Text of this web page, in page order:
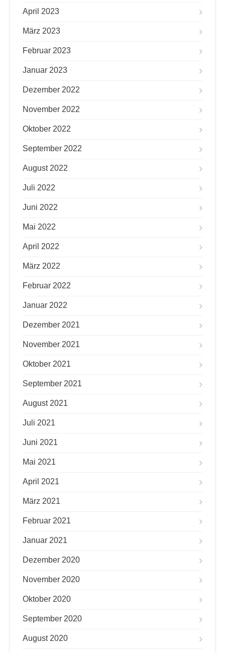
April 2023
März 2023
Februar 2023
Januar 2023
Dezember 2022
November 2022
Oktober 2022
September 2022
August 2022
Juli 2022
Juni 2022
Mai 2022
April 2022
März 2022
Februar 2022
Januar 2022
Dezember 2021
November 2021
Oktober 2021
September 2021
August 2021
Juli 2021
Juni 2021
Mai 2021
April 2021
März 2021
Februar 2021
Januar 2021
Dezember 2020
November 2020
Oktober 2020
September 2020
August 2020